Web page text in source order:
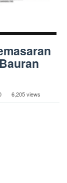
6,205 views